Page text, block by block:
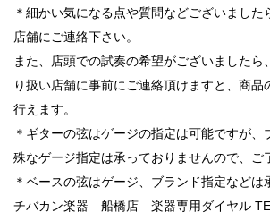
＊細かい気になる点や質問などございました
店舗にご連絡下さい。
また、店頭での試奏の希望がございましたら
り扱い店舗に事前にご連絡頂けますと、商品
行えます。
＊ギターの弦はゲージの指定は可能ですが、
殊なゲージ指定は承っておりませんので、ご
＊ベースの弦はゲージ、ブランド指定などは
チバカン楽器 船橋店 楽器専用ダイヤル